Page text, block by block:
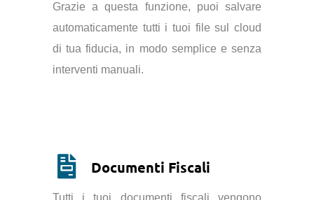
Grazie a questa funzione, puoi salvare
automaticamente tutti i tuoi file sul cloud
di tua fiducia, in modo semplice e senza
interventi manuali.
Documenti Fiscali
Tutti i tuoi documenti fiscali vengono